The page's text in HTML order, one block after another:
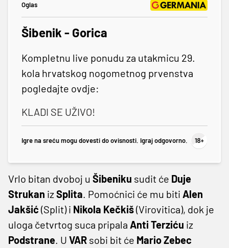
Oglas
Šibenik - Gorica
Kompletnu live ponudu za utakmicu 29.
kola hrvatskog nogometnog prvenstva
pogledajte ovdje:
KLADI SE UŽIVO!
Igre na sreću mogu dovesti do ovisnosti. Igraj odgovorno.
Vrlo bitan dvoboj u Šibeniku sudit će Duje
Strukan izSplita . Pomoćnici će mu biti Alen
Jakšić (Split) i Nikola Kečkiš(Virovitica), dok je
uloga četvrtog suca pripala Anti Terziću iz
Podstrane . U VAR sobi bit će MarioZebec